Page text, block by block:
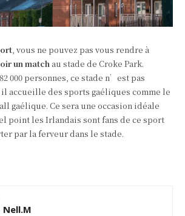
, vous ne pouvez pas vous rendre à
un match au stade de Croke Park.
000 personnes, ce stade n’est pas
accueille des sports gaéliques comme le
gaélique. Ce sera une occasion idéale
point les Irlandais sont fans de ce sport
par la ferveur dans le stade.
Nell.M